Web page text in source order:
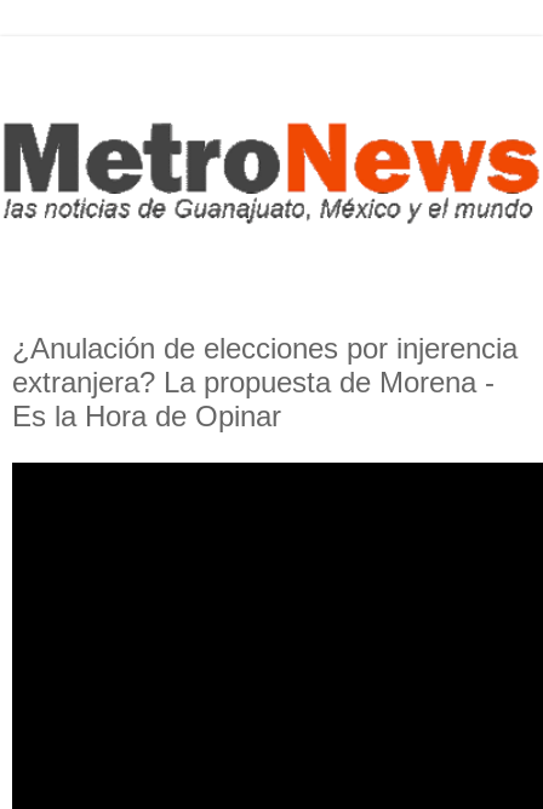
¿Anulación de elecciones por injerencia
extranjera? La propuesta de Morena -
Es la Hora de Opinar